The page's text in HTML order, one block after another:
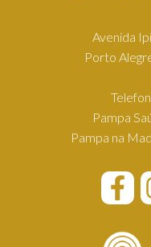
Avenida
Porto
Pampa
Pampa na